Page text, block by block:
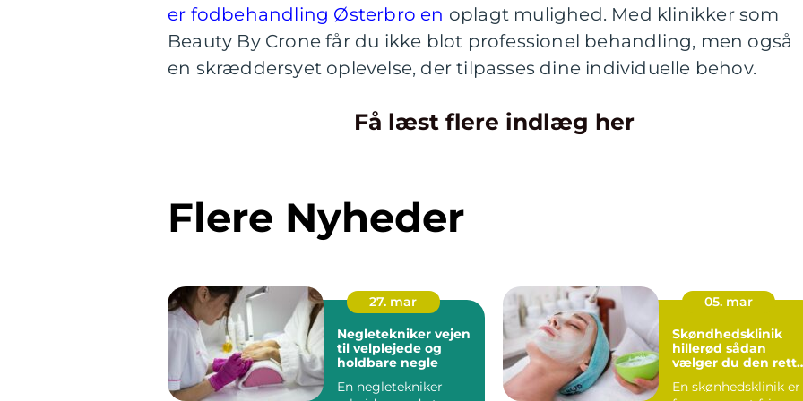
er fodbehandling Østerbro en oplagt mulighed. Med klinikker som
Beauty By Crone får du ikke blot professionel behandling, men også
en skræddersyet oplevelse, der tilpasses dine individuelle behov.
Få læst flere indlæg her
Flere Nyheder
27. mar
Negletekniker vejen
til velplejede og
holdbare negle
En negletekniker
05. mar
Skøndhedsklinik
hillerød sådan
vælger du den
hud
En skønhedsklinik er